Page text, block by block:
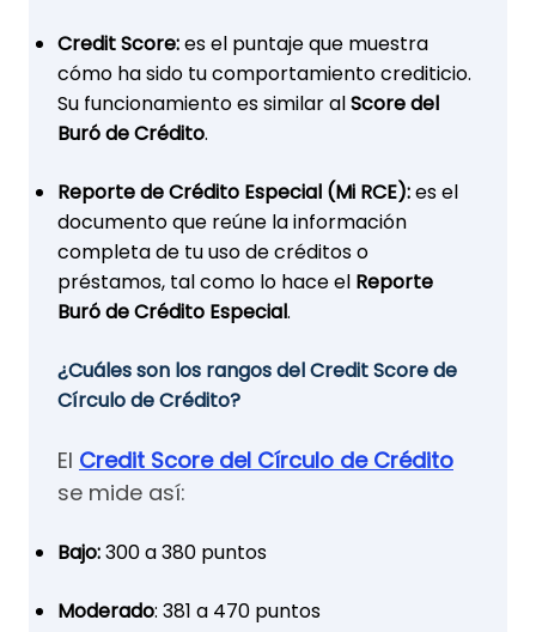
Credit Score:es el puntaje que muestra
cómo ha sido tu comportamiento crediticio.
Su funcionamiento es similar alScore del
Buró de Crédito.
Reporte de Crédito Especial (Mi RCE):es el
documento que reúne la información
completa de tu uso de créditos o
préstamos, tal como lo hace el Reporte
Buró de Crédito Especial.
¿Cuáles son los rangos del Credit Score de
Círculo de Crédito?
El Credit Score del Círculo de Crédito
se mide así:
Bajo:300 a 380 puntos
Moderado: 381 a 470 puntos